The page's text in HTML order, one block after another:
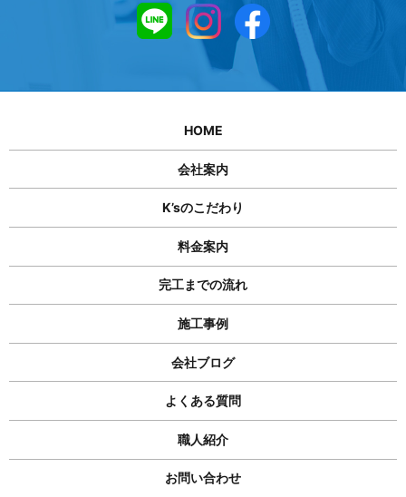
HOME
会社案内
K’sのこだわり
料金案内
完工までの流れ
施工事例
会社ブログ
よくある質問
職人紹介
お問い合わせ